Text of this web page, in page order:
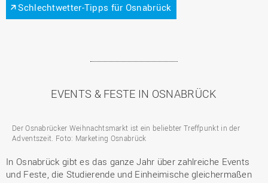
Schlechtwetter-Tipps für Osnabrück
EVENTS & FESTE IN OSNABRÜCK
Der Osnabrücker Weihnachtsmarkt ist ein beliebter Treffpunkt in der
Adventszeit. Foto: Marketing Osnabrück
In Osnabrück gibt es das ganze Jahr über zahlreiche Events
und Feste, die Studierende und Einheimische gleichermaßen